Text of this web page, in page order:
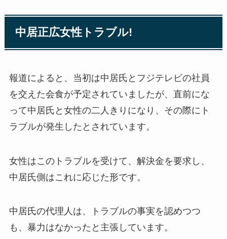
中居正広女性トラブル!
報道によると、当初は中居氏とフジテレビの社員
を交えた会食が予定されていましたが、直前にな
って中居氏と女性の二人きりになり、その際にト
ラブルが発生したとされています。
女性はこのトラブルを受けて、解決金を要求し、
中居氏側はこれに応じた形です。
中居氏の代理人は、トラブルの事実を認めつつ
も、暴力はなかったと主張しています。